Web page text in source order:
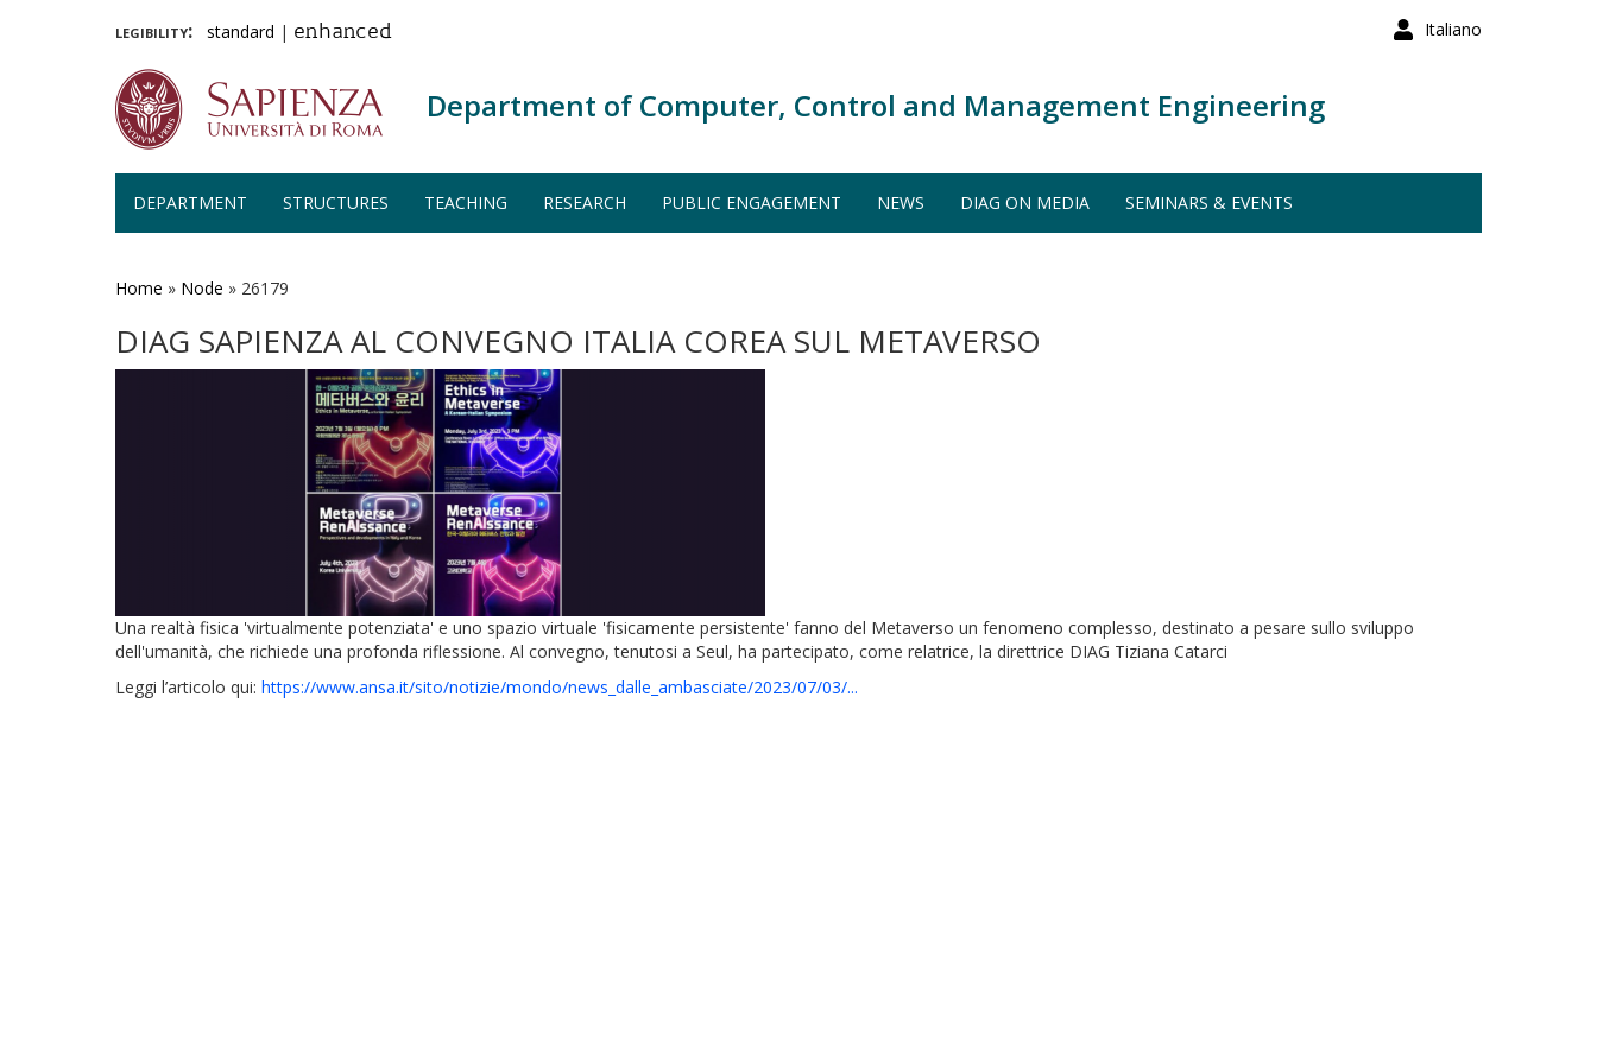
Italiano
legibility: standard | enhanced
Department of Computer, Control and Management Engineering
DEPARTMENT STRUCTURES TEACHING RESEARCH PUBLIC ENGAGEMENT NEWS DIAG ON MEDIA SEMINARS & EVENTS
Home » Node » 26179
DIAG SAPIENZA AL CONVEGNO ITALIA COREA SUL METAVERSO
Una realtà fisica 'virtualmente potenziata' e uno spazio virtuale 'fisicamente persistente' fanno del Metaverso un fenomeno complesso, destinato a pesare sullo sviluppo
dell'umanità, che richiede una profonda riflessione. Al convegno, tenutosi a Seul, ha partecipato, come relatrice, la direttrice DIAG Tiziana Catarci
Leggi l’articolo qui: https://www.ansa.it/sito/notizie/mondo/news_dalle_ambasciate/2023/07/03/...